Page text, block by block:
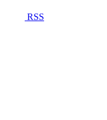
RSS